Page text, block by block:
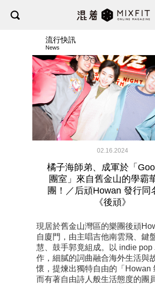
流行快訊
News
02.16.2024
橘子海師弟、成軍於「
團室」來自舊金山的學霸
團！／后頑Howan 發行同
《後頑》
現居於舊金山灣區的樂團後頑
自廈門，由主唱吉他南雲飛、鍵
慧、鼓手郭竟組成。以 indie pop
作，細膩的詞曲融合海外生活與
懷，提煉出獨特自由的「Howan
而有著自由詩人般生活態度的團